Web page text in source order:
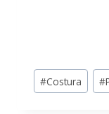
#Costura #